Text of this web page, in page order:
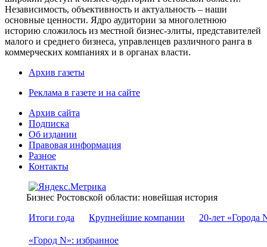
Независимость, объективность и актуальность – наши
основные ценности. Ядро аудитории за многолетнюю
историю сложилось из местной бизнес-элиты, представителей
малого и среднего бизнеса, управленцев различного ранга в
коммерческих компаниях и в органах власти.
Архив газеты
Реклама в газете и на сайте
Архив сайта
Подписка
Об издании
Правовая информация
Разное
Контакты
Бизнес Ростовской области: новейшая история
Итоги года
Крупнейшие компании 20-лет «Города
«Город N»: избранное